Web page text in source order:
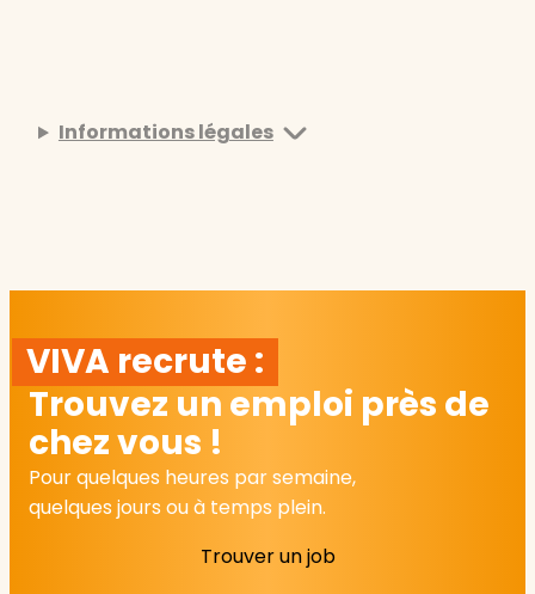
Informations légales
VIVA recrute :
Trouvez un emploi près de
chez vous !
Pour quelques heures par semaine,
quelques jours ou à temps plein.
Trouver un job